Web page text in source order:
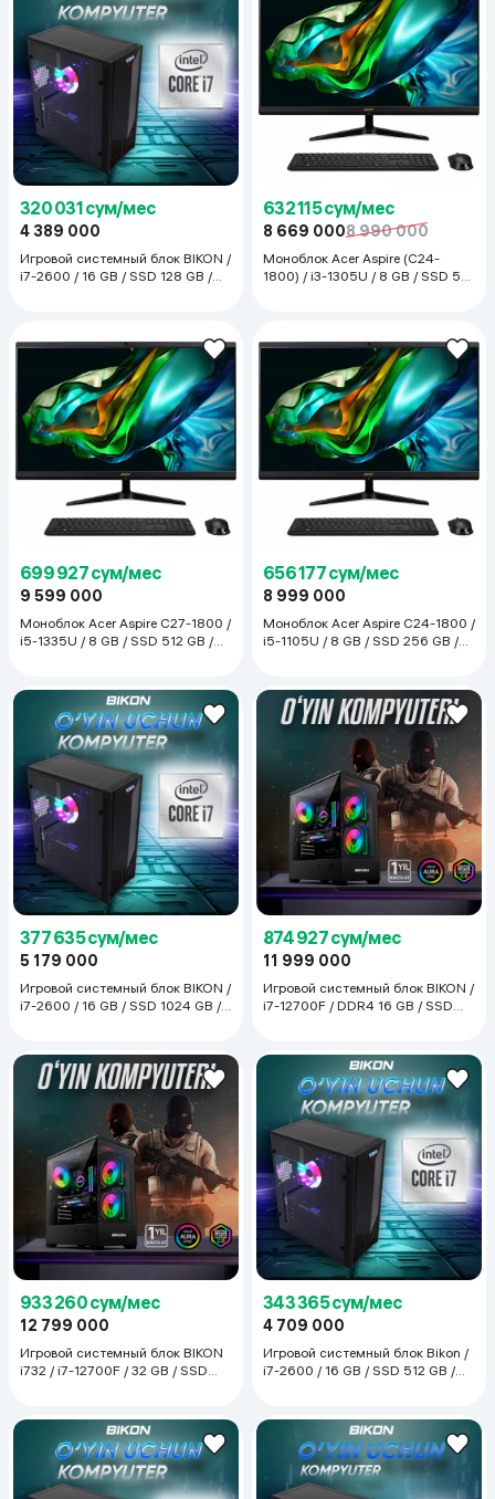
320 031 сум/мес
4 389 000
Игровой системный блок BIKON /
i7-2600 / 16 GB / SSD 128 GB /
632 115 сум/мес
8 669 0008 990 000
Моноблок Acer Aspire (C24-
1800) / i3-1305U / 8 GB / SSD 512
699 927 сум/мес
9 599 000
Моноблок Acer Aspire C27-1800 /
i5-1335U / 8 GB / SSD 512 GB /
656 177 сум/мес
8 999 000
Моноблок Acer Aspire C24-1800 /
i5-1105U / 8 GB / SSD 256 GB /
377 635 сум/мес
5 179 000
Игровой системный блок BIKON /
i7-2600 / 16 GB / SSD 1024 GB /
874 927 сум/мес
11 999 000
Игровой системный блок BIKON /
i7-12700F / DDR4 16 GB / SSD
933 260 сум/мес
12 799 000
Игровой системный блок BIKON
i732 / i7-12700F / 32 GB / SSD
343 365 сум/мес
4 709 000
Игровой системный блок Bikon /
i7-2600 / 16 GB / SSD 512 GB /